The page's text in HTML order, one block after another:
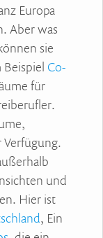
Europa
Aber was
sie
Beispiel Co-
für
und
Hier ist
, Ein